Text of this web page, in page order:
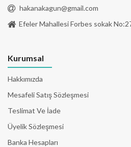
hakanakagun@gmail.com
Efeler Mahallesi Forbes sokak
Kurumsal
Hakkımızda
Mesafeli Satış Sözleşmesi
Teslimat Ve İade
Üyelik Sözleşmesi
Banka Hesapları